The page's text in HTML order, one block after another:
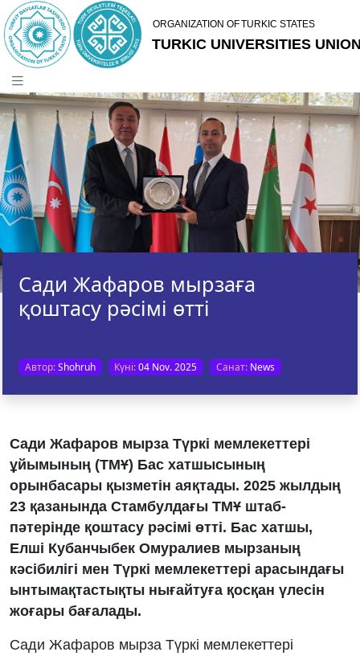
Сади Жафаров мырзаға
қоштасу рәсімі өтті
Автор:Shohruh Күні:04 Nov. 2025 Санат: News
Сади Жафаров мырза Түркі мемлекеттері
ұйымының (ТМҰ) Бас хатшысының
орынбасары қызметін аяқтады. 2025 жылдың
23 қазанында Стамбулдағы ТМҰ штаб-
пәтерінде қоштасу рәсімі өтті. Бас хатшы,
Елші Кубанчыбек Омуралиев мырзаның
кәсібилігі мен Түркі мемлекеттері арасындағы
ынтымақтастықты нығайтуға қосқан үлесін
жоғары бағалады.
Сади Жафаров мырза Түркі мемлекеттері